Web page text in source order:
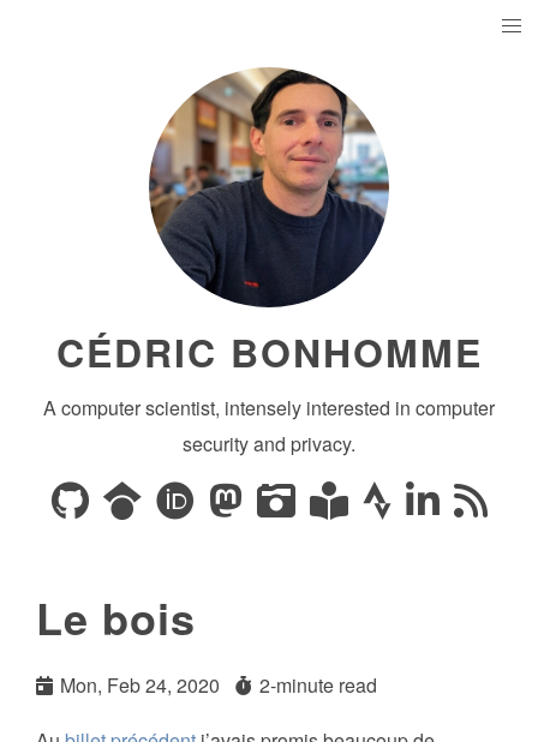
CÉDRIC BONHOMME
A computer scientist, intensely interested in computer
security and privacy.
Le bois
Mon, Feb 24, 2020
2-minute read